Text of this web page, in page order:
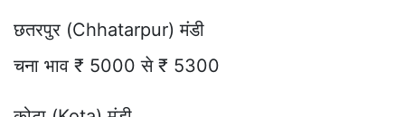
छतरपुर (Chhatarpur) मंडी
चना भाव ₹ 5000 से ₹ 5300